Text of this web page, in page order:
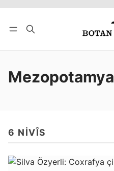
bişopîne
Mezopotamya
6 NIVÎS